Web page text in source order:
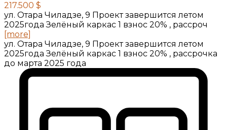
217.500 $
ул. Отара Чиладзе, 9 Проект завершится летом
2025года Зелёный каркас 1 взнос 20% , рассроч
[more]
ул. Отара Чиладзе, 9 Проект завершится летом
2025года Зелёный каркас 1 взнос 20% , рассрочка
до марта 2025 года